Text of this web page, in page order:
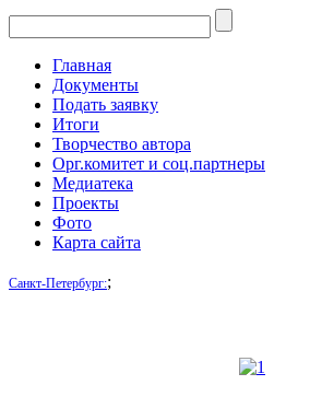
Главная
Документы
Подать заявку
Итоги
Творчество автора
Орг.комитет и соц.партнеры
Медиатека
Проекты
Фото
Карта сайта
Санкт-Петербург:;